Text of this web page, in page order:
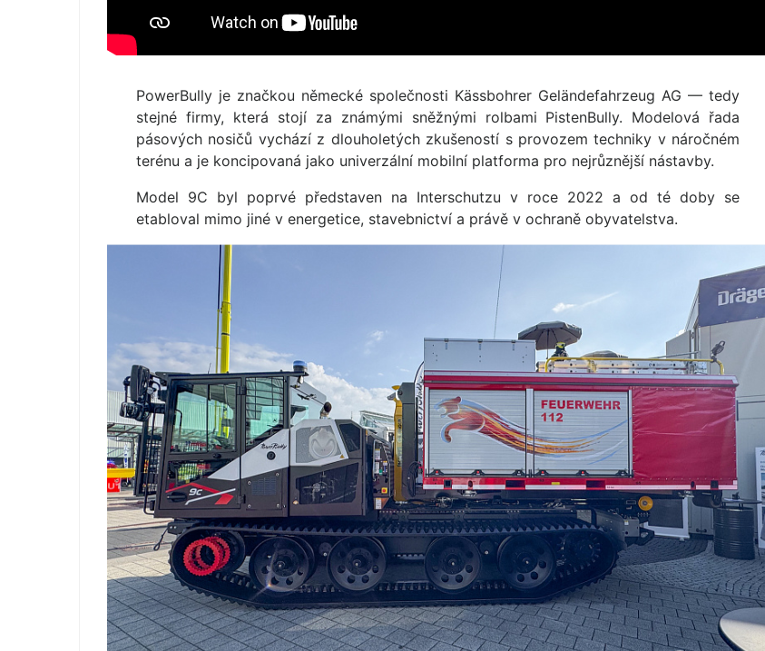
PowerBully je značkou německé společnosti Kässbohrer Geländefahrzeug AG — tedy
stejné firmy, která stojí za známými sněžnými rolbami PistenBully. Modelová řada
pásových nosičů vychází z dlouholetých zkušeností s provozem techniky v náročném
terénu a je koncipovaná jako univerzální mobilní platforma pro nejrůznější nástavby.
Model 9C byl poprvé představen na Interschutzu v roce 2022 a od té doby se
etabloval mimo jiné v energetice, stavebnictví a právě v ochraně obyvatelstva.